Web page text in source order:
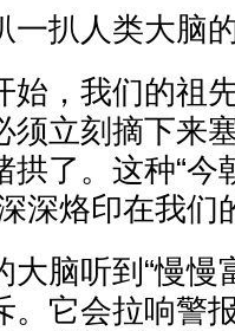
一扒人类大脑
始，我们的祖
须立刻摘下来
拱了。这种“
深烙印在我们
大脑听到“慢
。它会拉响警